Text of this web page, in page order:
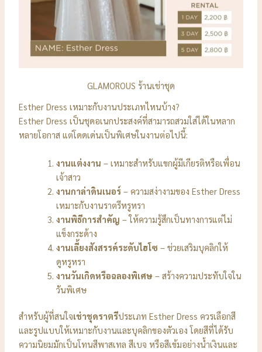
GLAMOROUS ร้านเช่าชุด
Esther Dress เหมาะกับงานประเภทไหนบ้าง?
Esther Dress เป็นชุดอเนกประสงค์ที่สามารถสวมใส่ได้ในหลาก
หลายโอกาส แต่โดดเด่นเป็นพิเศษในงานต่อไปนี้:
งานแต่งงาน – เหมาะสำหรับแขกผู้มีเกียรติหรือเพื่อน
เจ้าสาว
งานกาล่าดินเนอร์ – ความสง่างามของ Esther Dress
เหมาะกับงานราตรีหรูหรา
งานพิธีการสำคัญ – ให้ความรู้สึกเป็นทางการแต่ไม่
แข็งกระด้าง
งานเลี้ยงสังสรรค์ระดับไฮโซ – ช่วยเสริมบุคลิกให้
ดูหรูหรา
งานวันเกิดหรือฉลองพิเศษ – สร้างความประทับใจใน
วันพิเศษ
สำหรับผู้ที่สนใจเช่าชุดราตรีประเภท Esther Dress ควรเลือกสี
และรูปแบบให้เหมาะกับงานและบุคลิกของตัวเอง โดยสีที่ได้รับ
ความนิยมมักเป็นโทนสีพาสเทล สีเบจ หรือสีเข้มอย่างน้ำเงินและ